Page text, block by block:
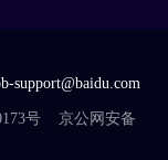
support@baidu.com
号 京公网安备